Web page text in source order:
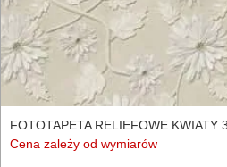
FOTOTAPETA RELIEFOWE KWIATY
Cena zależy od wymiarów